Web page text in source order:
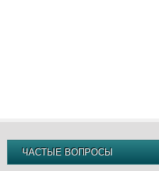
ЧАСТЫЕ ВОПРОСЫ